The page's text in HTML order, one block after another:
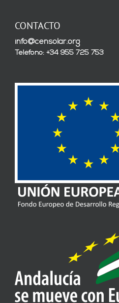
CONTACTO
info@censolar.org
Teléfono: +34 955 725 753